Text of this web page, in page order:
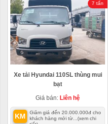
7 tấn
Xe tải Hyundai 110SL thùng mui
bạt
Giá bán: Liên hệ
KM
Giảm giá đến 20.000.000đ cho
khách hàng mới từ... (xem chi